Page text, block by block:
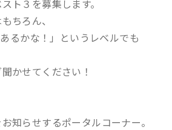
ト３を募集します。
ちろん、
るかな！」というレベルでも
かせてください！
知らせするポータルコーナー。